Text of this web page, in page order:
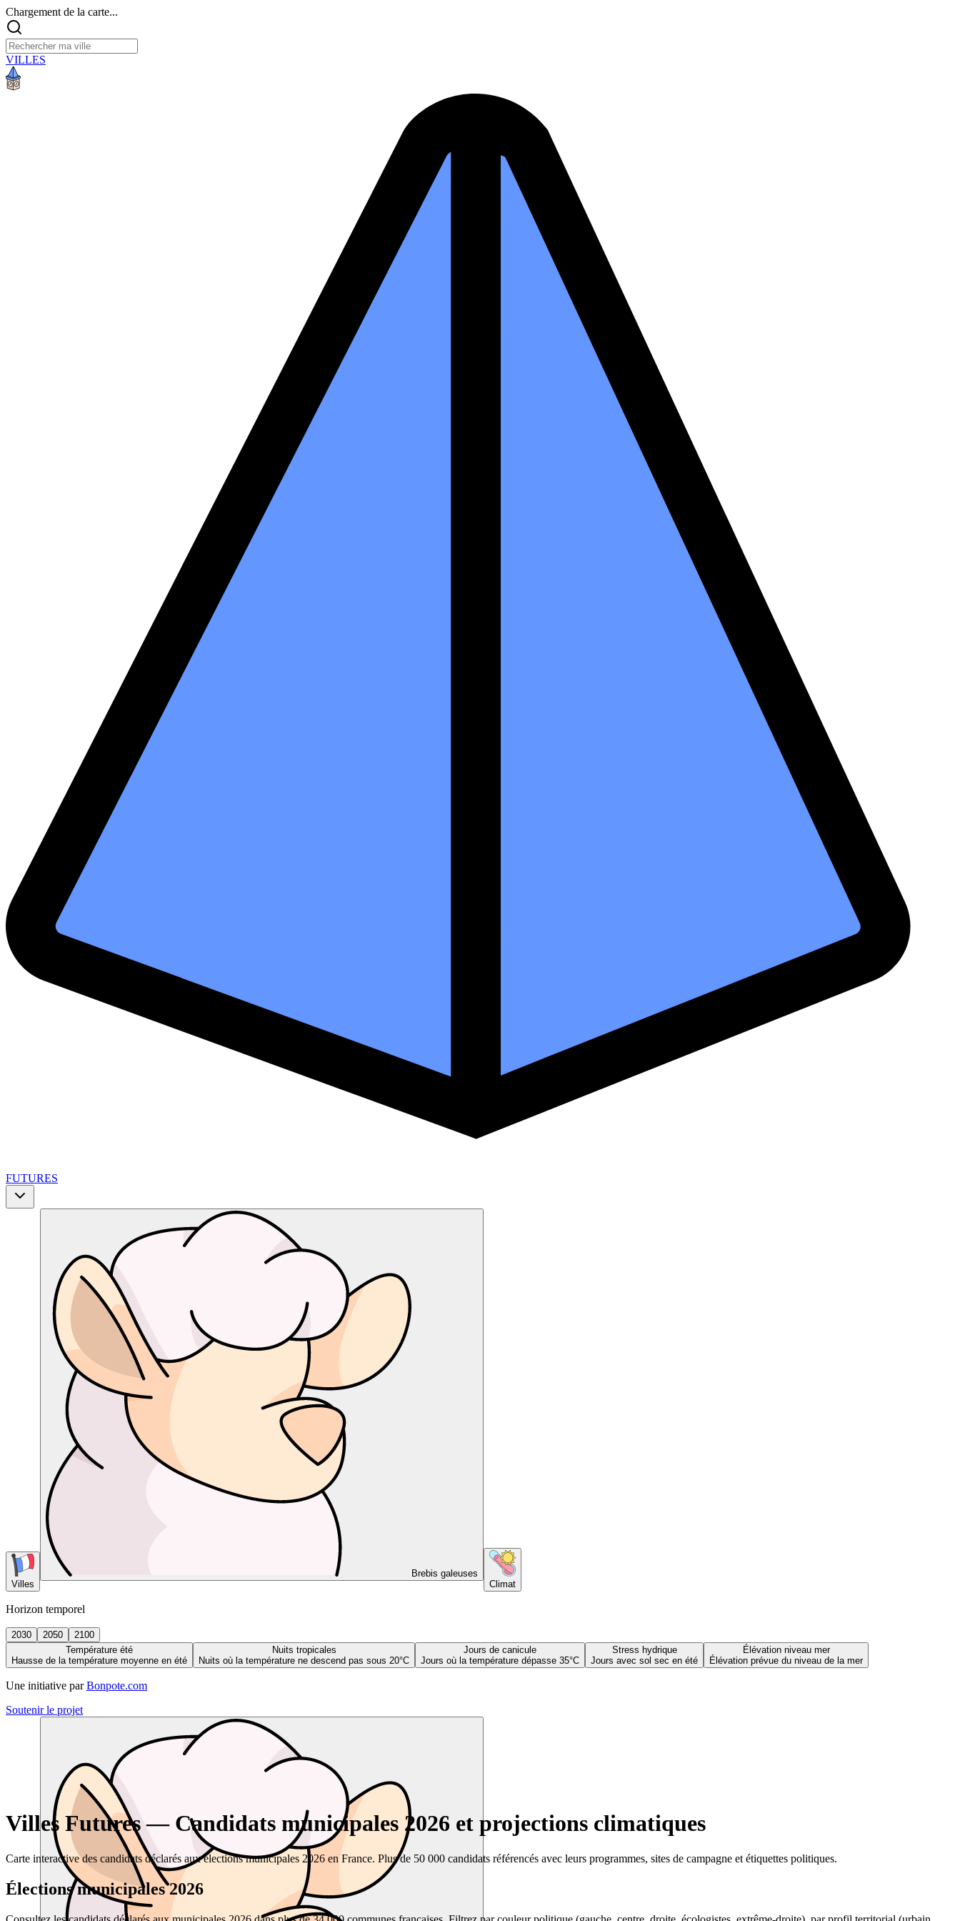
Chargement de la carte...
VILLES
FUTURES
Villes
Brebis galeuses
Climat
Horizon temporel
2030 2050
2100
Température été
Hausse de la température moyenne en été
Nuits tropicales
Nuits où la température ne descend pas sous 20°C
Jours de canicule
Jours où la température dépasse 35°C
Stress hydrique
Jours avec sol sec en été
Élévation niveau mer
Élévation prévue du niveau de la mer
Une initiative par Bonpote.com
Soutenir le projet
Villes Futures — Candidats municipales 2026 et projections climatiques
Carte interactive des candidats déclarés aux élections municipales 2026 en France. Plus de 50 000 candidats référencés avec leurs programmes, sites de campagne et étiquettes politiques.
Élections municipales 2026